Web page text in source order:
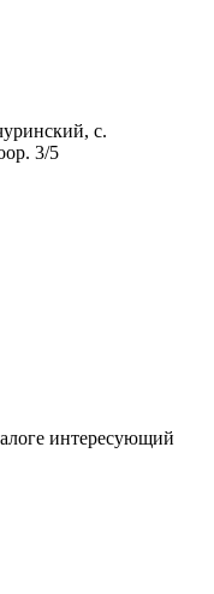
с.
3/5
интересующий